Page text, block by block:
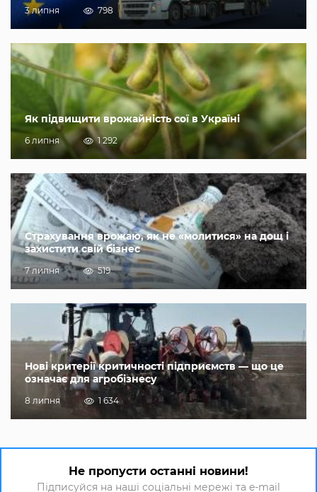
3 липня 798
Як підвищити врожайність сої в Україні
6 липня 1 292
Страхування врожаю, як не «молитися» на дощ і
захистити свій бізнес
7 липня 519
Нові критерії критичності підприємств — що це
означає для агробізнесу
8 липня 1 634
Не пропусти останні новини!
Підписуйся на наші соціальні мережі та e-mail